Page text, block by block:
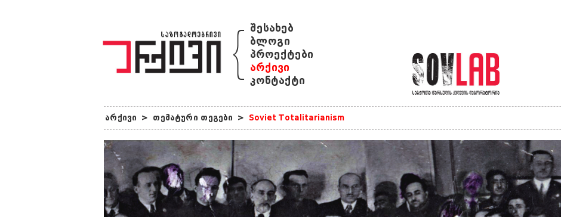
{ შესახებ
ბლოგი
პროექტები
არქივი
კონტაქტი
არქივი > თემატური თეგები > Soviet Totalitarianism